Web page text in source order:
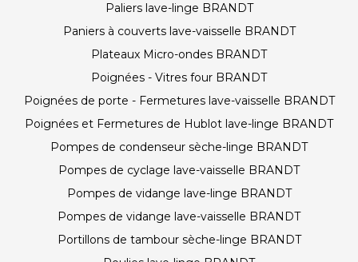
Paliers lave-linge BRANDT
Paniers à couverts lave-vaisselle BRANDT
Plateaux Micro-ondes BRANDT
Poignées - Vitres four BRANDT
Poignées de porte - Fermetures lave-vaisselle BRANDT
Poignées et Fermetures de Hublot lave-linge BRANDT
Pompes de condenseur sèche-linge BRANDT
Pompes de cyclage lave-vaisselle BRANDT
Pompes de vidange lave-linge BRANDT
Pompes de vidange lave-vaisselle BRANDT
Portillons de tambour sèche-linge BRANDT